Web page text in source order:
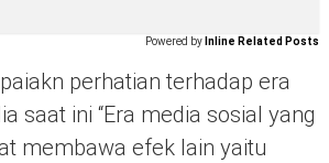
Powered by Inline Related Posts
perhatian terhadap era
saat ini “Era media sosial yang
membawa efek lain yaitu